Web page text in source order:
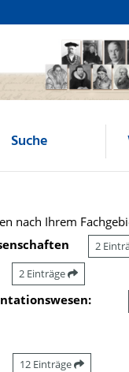
Suche
nach Ihrem
2
2 Einträge
12 Einträge